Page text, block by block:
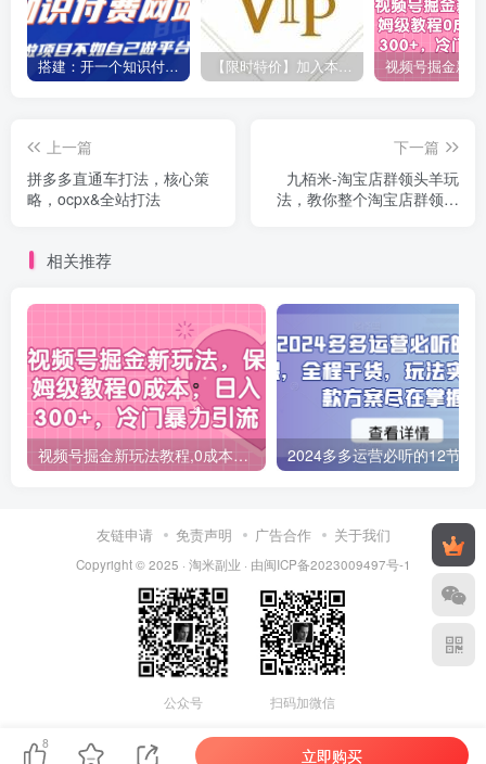
搭建：开一个知识付费资源网站，24小时全自动赚钱！ 【限时特价】加入本站VIP会员，海量最新各大团队网赚内部教程全免费，每天持续更新！
上一篇
拼多多直通车打法，核心策
略，ocpx&全站打法
下一篇
九栢米-淘宝店群领头羊玩
法，教你整个淘宝店群领头
相关推荐
视频号掘金新玩法教程,0成本，日入300+，冷门暴力引流
友链申请 免责声明 广告合作 关于我们
Copyright © 2025 · 淘米副业 · 由闽ICP备2023009497号-1
公众号 扫码加微信
8
立即购买